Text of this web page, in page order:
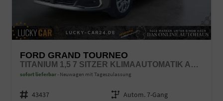
FORD GRAND TOURNEO
TITANIUM 1,5 7 SITZER KLIMAAUTOMATIK ANHÄNGERKUPPLUNG SITZHEIZUNG EINPARKHILFE KAMERA 17 ZOLL LEICHTMETALL ACC
sofort lieferbar Neuwagen mit Tageszulassung
Fahrzeugnr. 43437 Getriebe Autom. 7-Gang